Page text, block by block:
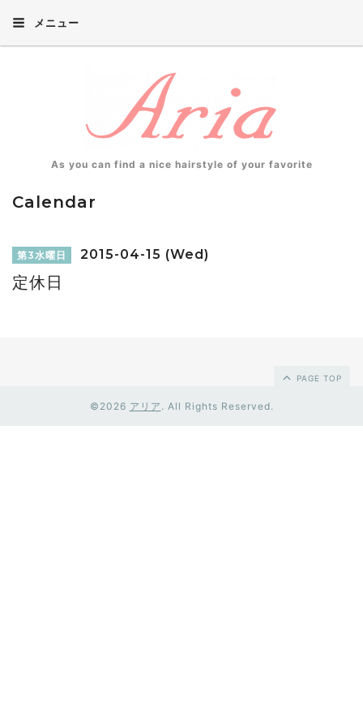
メニュー
As you can find a nice hairstyle of your favorite
Calendar
第3水曜日 2015-04-15 (Wed)
定休日
PAGE TOP
©2026 アリア . All Rights Reserved.